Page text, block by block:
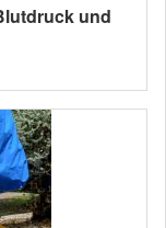
und